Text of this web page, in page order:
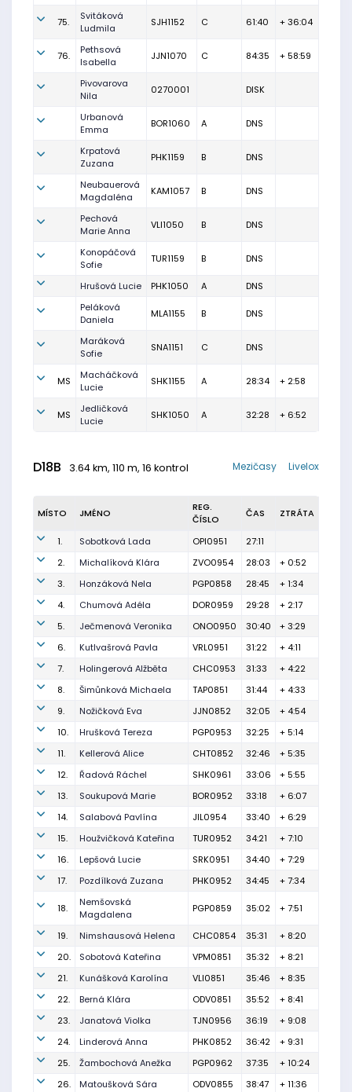
75.
Svitáková
Ludmila
SJH1152 C 61:40 + 36:04
76.
Pethsová
Isabella
JJN1070 C 84:35 + 58:59
Pivovarova
Nila
0270001 DISK
Urbanová
Emma
BOR1060 A DNS
Krpatová
Zuzana
PHK1159 B DNS
Neubauerová
Magdaléna
KAM1057 B DNS
Pechová
Marie Anna
VLI1050 B DNS
Konopáčová
Sofie
TUR1159 B DNS
Hrušová Lucie PHK1050 A
DNS
Peláková
Daniela
MLA1155 B DNS
Maráková
Sofie
SNA1151 C DNS
MS
Macháčková
Lucie
SHK1155 A 28:34 + 2:58
MS
Jedličková
Lucie
SHK1050 A 32:28 + 6:52
D18B 3.64 km, 110 m, 16 kontrol Livelox
Mezičasy
MÍSTO JMÉNO
REG.
ČÍSLO
ČAS ZTRÁTA
1. Sobotková Lada OPI0951
27:11
2.
Michalíková Klára ZVO0954 28:03
+ 0:52
3.
Honzáková Nela PGP0858 28:45
+ 1:34
4.
Chumová Adéla DOR0959 29:28
+ 2:17
5.
Ječmenová Veronika ONO0950 30:40
+ 3:29
6.
Kutlvašrová Pavla VRL0951 31:22
+ 4:11
7.
Holingerová Alžběta CHC0953 31:33
+ 4:22
8.
Šimůnková Michaela TAP0851 31:44
+ 4:33
9.
Nožičková Eva JJN0852 32:05
+ 4:54
10.
Hrušková Tereza PGP0953 32:25
+ 5:14
11.
Kellerová Alice CHT0852 32:46
+ 5:35
12.
Řadová Ráchel SHK0961 33:06
+ 5:55
13.
Soukupová Marie BOR0952 33:18
+ 6:07
14.
Salabová Pavlína JIL0954 33:40
+ 6:29
15.
Houžvičková Kateřina TUR0952 34:21
+ 7:10
16.
Lepšová Lucie SRK0951 34:40
+ 7:29
17.
Pozdílková Zuzana PHK0952 34:45 + 7:34
18.
Nemšovská
Magdalena
PGP0859 35:02 + 7:51
19. Nimshausová Helena CHC0854 35:31
+ 8:20
20.
Sobotová Kateřina VPM0851 35:32
+ 8:21
21.
Kunášková Karolína VLI0851 35:46
+ 8:35
22.
Berná Klára ODV0851 35:52
+ 8:41
23.
Janatová Violka TJN0956 36:19
+ 9:08
24.
Linderová Anna PHK0852 36:42
+ 9:31
25.
Žambochová Anežka PGP0962 37:35
+ 10:24
26.
Matoušková Sára ODV0855 38:47
+ 11:36